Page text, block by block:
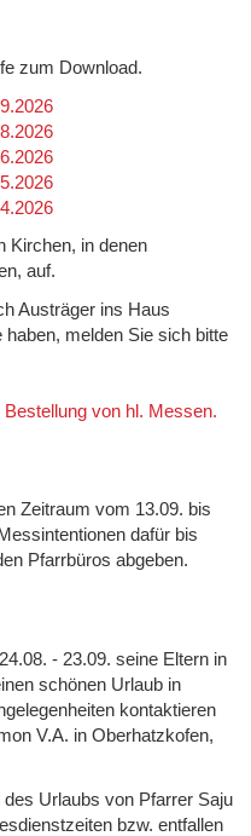
zum Download.
Kirchen, in denen
auf.
Austräger ins Haus
melden Sie sich bitte
von hl. Messen.
Zeitraum vom 13.09. bis
dafür bis
Pfarrbüros abgeben.
- 23.09. seine Eltern in
schönen Urlaub in
kontaktieren
V.A. in Oberhatzkofen,
Urlaubs von Pfarrer Saju
bzw. entfallen